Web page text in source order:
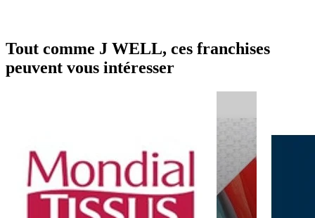
Tout comme J WELL, ces franchises
peuvent vous intéresser